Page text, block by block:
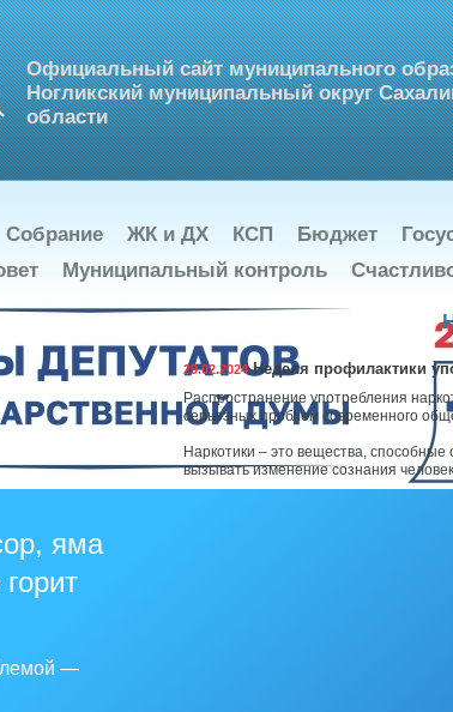
Официальный сайт муниципального
Ногликский муниципальный округ
области
Собрание ЖК и ДХ КСП Бюджет
Муниципальный контроль
яма
—
29.02.2024Неделя профилактики
Распространение употребления
серьезных проблем современного
Наркотики – это вещества, способные
вызывать изменение сознания